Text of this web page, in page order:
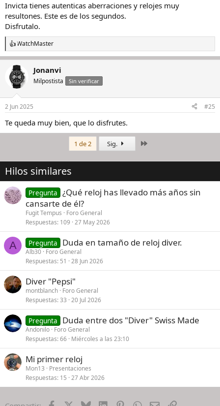
:
Invicta tienes autenticas aberraciones y relojes muy
resultones. Este es de los segundos.
Disfrutalo.
R
e
c
c
e
:
WatchMaster
Jonanvi
Milpostista Sin verificar
2 Jun 2025 #25
Te queda muy bien, que lo disfrutes.
1 de 2 Sig.
Hilos similares
Pregunta ¿Qué reloj has llevado más años sin
cansarte de él?
Fugit Tempus
Foro General
Respuestas 109 27 May 2026
A Pregunta Duda en tamaño de reloj diver.
Alb30 Foro General
Respuestas 51 28 Jun 2026
Diver "Pepsi"
montblanch Foro General
Respuestas 33 20 Jul 2026
Pregunta Duda entre dos "Diver" Swiss Made
Andonilo Foro General
Respuestas 66 Miércoles a las 23:10
Mi primer reloj
Mon13
Presentaciones
Respuestas 15 27 Abr 2026